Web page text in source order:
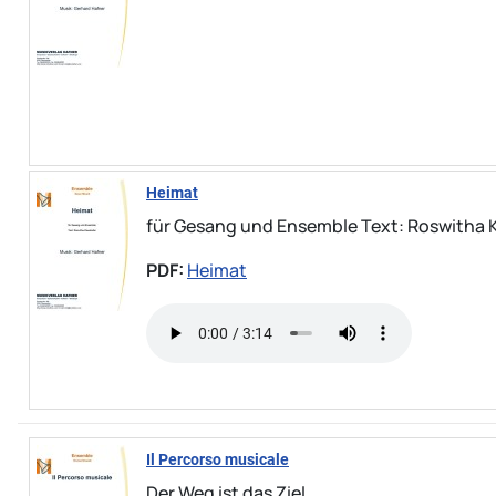
Heimat
für Gesang und Ensemble Text: Roswitha
PDF: Heimat
Il Percorso musicale